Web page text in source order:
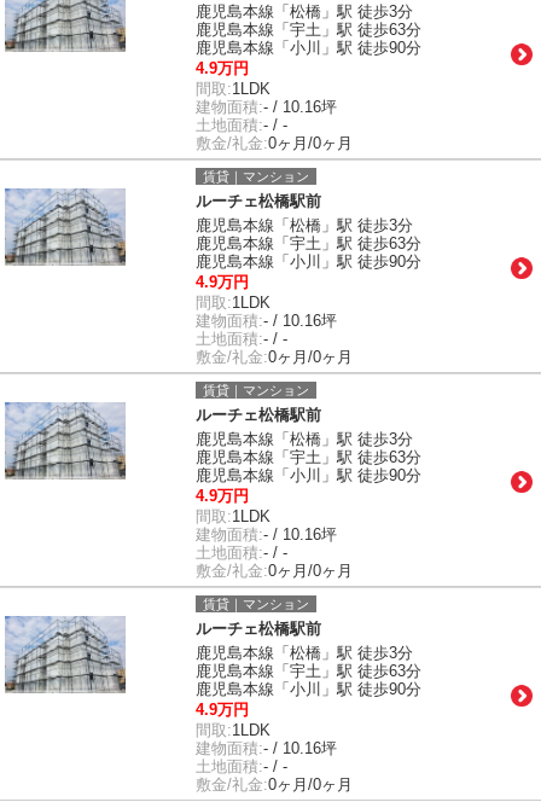
鹿児島本線「松橋」駅 徒歩3分
鹿児島本線「宇土」駅 徒歩63分
鹿児島本線「小川」駅 徒歩90分
4.9万円
間取:1LDK
建物面積:- / 10.16坪
土地面積:- / -
敷金/礼金:0ヶ月/0ヶ月
賃貸｜マンション
ルーチェ松橋駅前
鹿児島本線「松橋」駅 徒歩3分
鹿児島本線「宇土」駅 徒歩63分
鹿児島本線「小川」駅 徒歩90分
4.9万円
間取:1LDK
建物面積:- / 10.16坪
土地面積:- / -
敷金/礼金:0ヶ月/0ヶ月
賃貸｜マンション
ルーチェ松橋駅前
鹿児島本線「松橋」駅 徒歩3分
鹿児島本線「宇土」駅 徒歩63分
鹿児島本線「小川」駅 徒歩90分
4.9万円
間取:1LDK
建物面積:- / 10.16坪
土地面積:- / -
敷金/礼金:0ヶ月/0ヶ月
賃貸｜マンション
ルーチェ松橋駅前
鹿児島本線「松橋」駅 徒歩3分
鹿児島本線「宇土」駅 徒歩63分
鹿児島本線「小川」駅 徒歩90分
4.9万円
間取:1LDK
建物面積:- / 10.16坪
土地面積:- / -
敷金/礼金:0ヶ月/0ヶ月